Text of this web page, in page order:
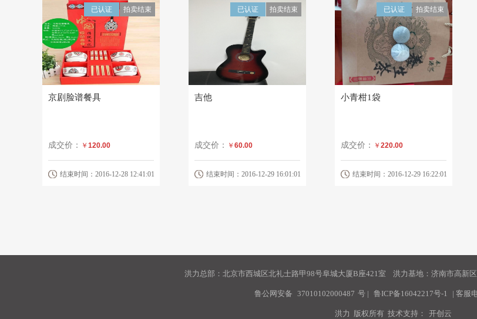
拍卖结束
已认证
京剧脸谱餐具
成交价： ￥ 120.00
结束时间：2016-12-28 12:41:01
拍卖结束
已认证
吉他
成交价： ￥ 60.00
结束时间：2016-12-29 16:01:01
拍卖结束
已认证
小青柑1袋
成交价： ￥ 220.00
结束时间：2016-12-29 16:22:01
洪力总部：北京市西城区北礼士路甲98号阜城大厦B座421室 洪力基地：济南市高新
鲁公网安备 37010102000487 号 | 鲁ICP备16042217号-1 | 客服
洪力 版权所有 技术支持： 开创云